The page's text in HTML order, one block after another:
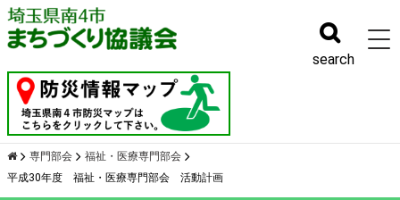
search
幹事会
専門部会
福祉・医療専門部会
平成30年度 福祉・医療専門部会 活動計画